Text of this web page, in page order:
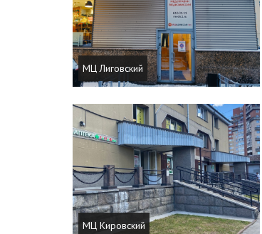
МЦ Лиговский
МЦ Кировский